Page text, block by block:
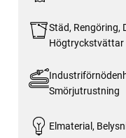
Städ, Rengöring,
Högtryckstvättar
Smörjutrustning
Elmaterial,